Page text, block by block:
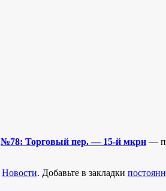
№78: Торговый пер. — 15-й мкрн —
Новости. Добавьте в закладки